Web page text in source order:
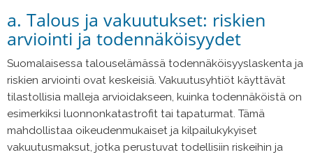
a. Talous ja vakuutukset: riskien
arviointi ja todennäköisyydet
Suomalaisessa talouselämässä todennäköisyyslaskenta ja
riskien arviointi ovat keskeisiä. Vakuutusyhtiöt käyttävät
tilastollisia malleja arvioidakseen, kuinka todennäköistä on
esimerkiksi luonnonkatastrofit tai tapaturmat. Tämä
mahdollistaa oikeudenmukaiset ja kilpailukykyiset
vakuutusmaksut, jotka perustuvat todellisiin riskeihin ja